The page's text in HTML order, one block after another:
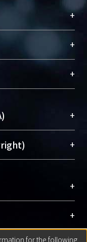
+
久珍藏及向國際
量，圖書館整合
）不同功能平
。期能整合研
researcher
integrates the
“Academic
+
+
+
取用性的社會運
究著作公開供使
、提升研究影響
）
+
，或由第三方贊
有者及第三方同
is your
the right to
+
+
for the following